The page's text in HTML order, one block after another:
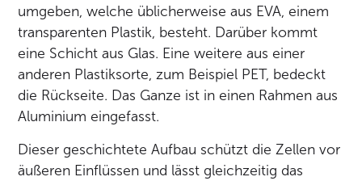
umgeben, welche üblicherweise aus EVA, einem
transparenten Plastik, besteht. Darüber kommt
eine Schicht aus Glas. Eine weitere aus einer
anderen Plastiksorte, zum Beispiel PET, bedeckt
die Rückseite. Das Ganze ist in einen Rahmen aus
Aluminium eingefasst.
Dieser geschichtete Aufbau schützt die Zellen vor
äußeren Einflüssen und lässt gleichzeitig das